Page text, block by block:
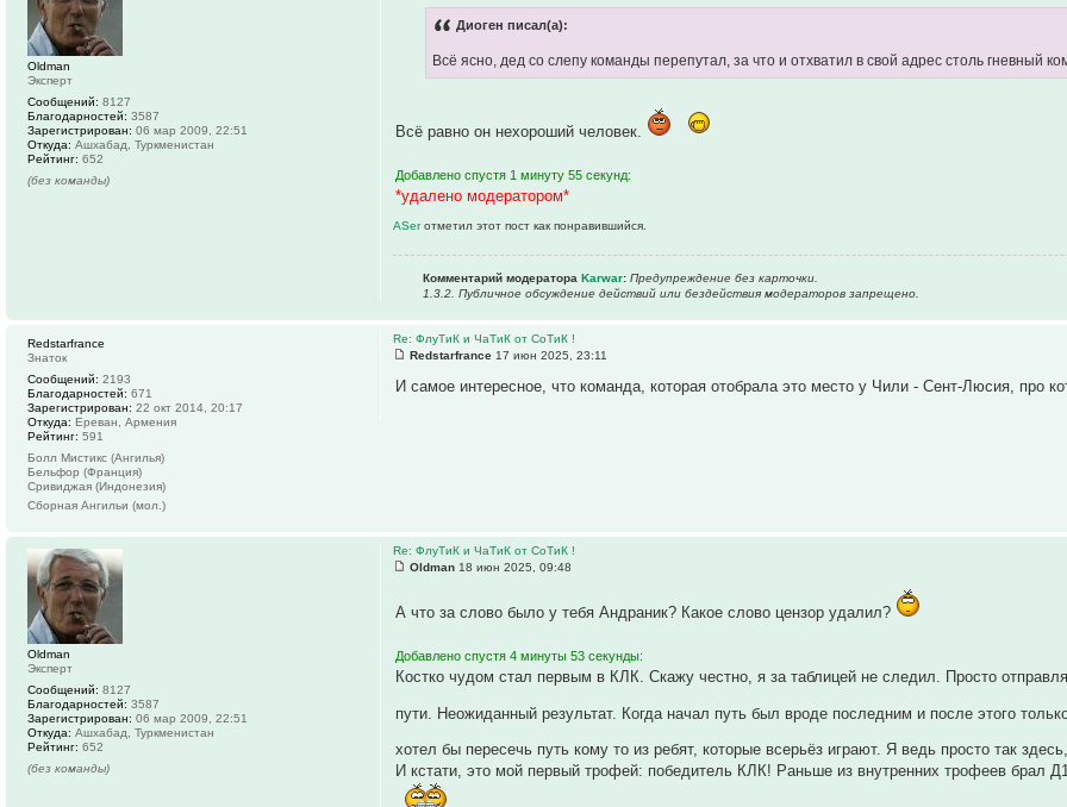
Диоген писал(а):
Всё ясно, дед со слепу команды перепутал, за что и отхватил в свой адрес столь гневный
Всё равно он нехороший человек.
Добавлено спустя 1 минуту 55 секунд:
*удалено модератором*
ASerотметил этот пост как понравившийся.
Комментарий модератораKarwar: Предупреждение без карточки.
1.3.2. Публичное обсуждение действий или бездействия модераторов запрещено.
Oldman
Эксперт
Сообщений: 8127
Благодарностей: 3587
Зарегистрирован: 06 мар 2009, 22:51
Откуда: Ашхабад, Туркменистан
Рейтинг: 652
(без команды)
Re: ФлуТиК и ЧаТиК от СоТиК !
Redstarfrance 17 июн 2025, 23:11
И самое интересное, что команда, которая отобрала это место у Чили - Сент-Люсия, про
Redstarfrance
Знаток
Сообщений: 2193
Благодарностей: 671
Зарегистрирован: 22 окт 2014, 20:17
Откуда: Ереван, Армения
Рейтинг: 591
Болл Мистикс (Ангилья)
Бельфор (Франция)
Сривиджая (Индонезия)
Сборная Ангильи (мол.)
Re: ФлуТиК и ЧаТиК от СоТиК !
Oldman 18 июн 2025, 09:48
А что за слово было у тебя Андраник? Какое слово цензор удалил?
Добавлено спустя 4 минуты 53 секунды:
Костко чудом стал первым в КЛК. Скажу честно, я за таблицей не следил. Просто
пути. Неожиданный результат. Когда начал путь был вроде последним и после этого
хотел бы пересечь путь кому то из ребят, которые всерьёз играют. Я ведь просто так
И кстати, это мой первый трофей: победитель КЛК! Раньше из внутренних трофеев брал
Oldman
Эксперт
Сообщений: 8127
Благодарностей: 3587
Зарегистрирован: 06 мар 2009, 22:51
Откуда: Ашхабад, Туркменистан
Рейтинг: 652
(без команды)